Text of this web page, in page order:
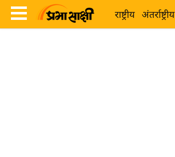
राष्ट्रीय अंतर्राष्ट्रीय